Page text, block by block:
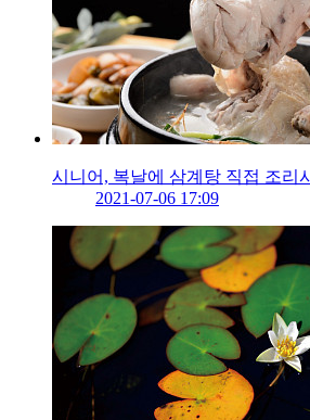
시니어, 복날에 삼계탕 직접 조리
2021-07-06 17:09